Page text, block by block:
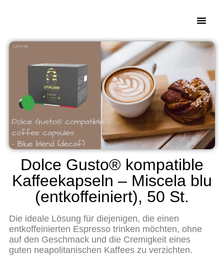
Dolce Gusto® kompatible
Kaffeekapseln – Miscela blu
(entkoffeiniert), 50 St.
Die ideale Lösung für diejenigen, die einen
entkoffeinierten Espresso trinken möchten, ohne
auf den Geschmack und die Cremigkeit eines
guten neapolitanischen Kaffees zu verzichten.